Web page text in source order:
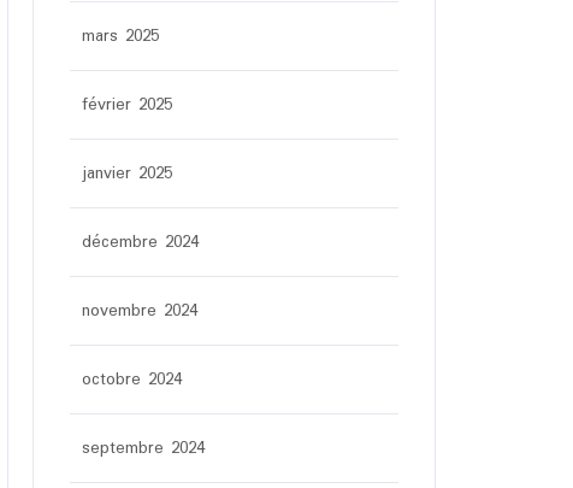
mars 2025
février 2025
janvier 2025
décembre 2024
novembre 2024
octobre 2024
septembre 2024